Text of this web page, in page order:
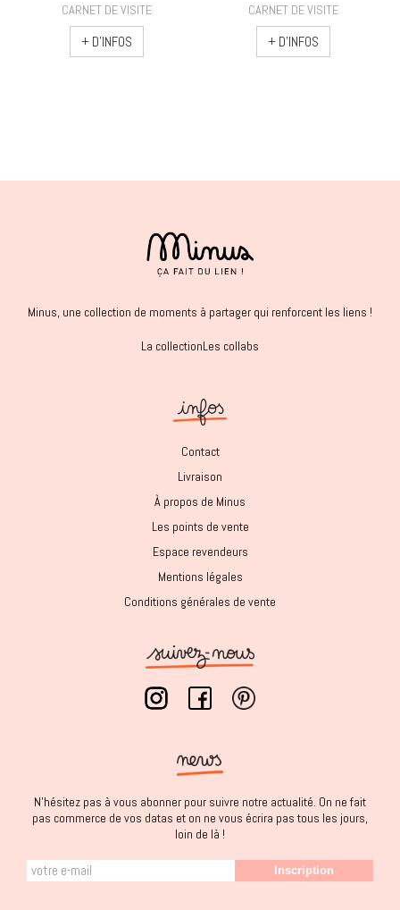
CARNET DE VISITE
+ D'INFOS
CARNET DE VISITE
+ D'INFOS
Minus, une collection de moments à partager qui renforcent les liens !
La collectionLes collabs
Contact
Livraison
À propos de Minus
Les points de vente
Espace revendeurs
Mentions légales
Conditions générales de vente
N'hésitez pas à vous abonner pour suivre notre actualité. On ne fait
pas commerce de vos datas et on ne vous écrira pas tous les jours,
loin de là !
Inscription